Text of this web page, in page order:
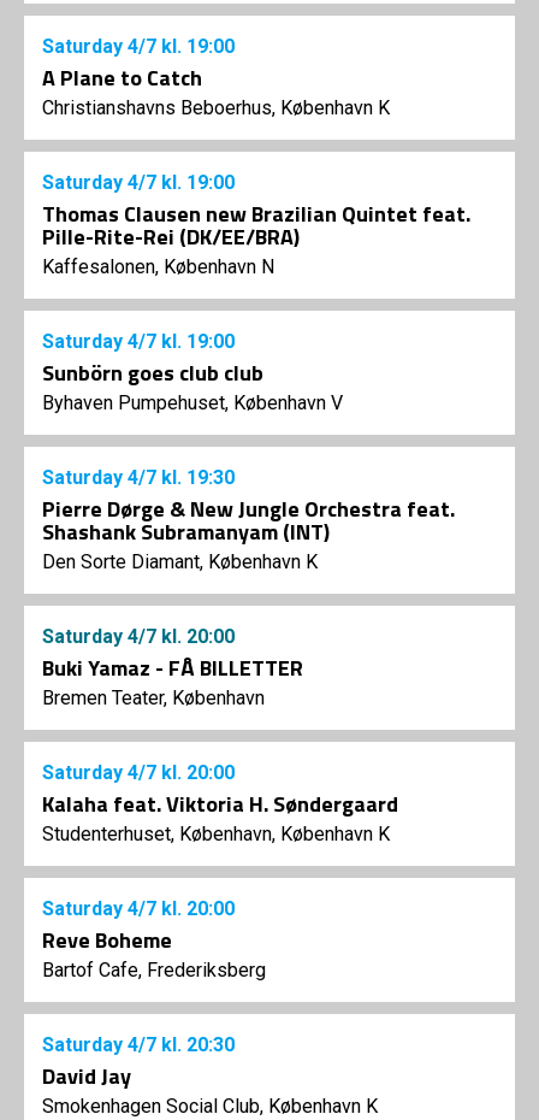
Saturday 4/7 kl. 19:00
A Plane to Catch
Christianshavns Beboerhus, København K
Saturday 4/7 kl. 19:00
Thomas Clausen new Brazilian Quintet feat.
Pille-Rite-Rei (DK/EE/BRA)
Kaffesalonen, København N
Saturday 4/7 kl. 19:00
Sunbörn goes club club
Byhaven Pumpehuset, København V
Saturday 4/7 kl. 19:30
Pierre Dørge & New Jungle Orchestra feat.
Shashank Subramanyam (INT)
Den Sorte Diamant, København K
Saturday 4/7 kl. 20:00
Buki Yamaz - FÅ BILLETTER
Bremen Teater, København
Saturday 4/7 kl. 20:00
Kalaha feat. Viktoria H. Søndergaard
Studenterhuset, København, København K
Saturday 4/7 kl. 20:00
Reve Boheme
Bartof Cafe, Frederiksberg
Saturday 4/7 kl. 20:30
David Jay
Smokenhagen Social Club, København K